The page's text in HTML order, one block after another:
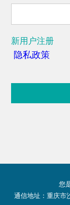
新用户注册
隐私政策
您
通信地址：重庆市